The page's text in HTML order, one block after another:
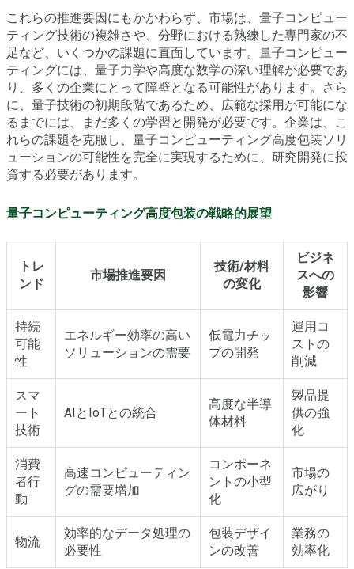
これらの推進要因にもかかわらず、市場は、量子コンピュー
ティング技術の複雑さや、分野における熟練した専門家の不
足など、いくつかの課題に直面しています。量子コンピュー
ティングには、量子力学や高度な数学の深い理解が必要であ
り、多くの企業にとって障壁となる可能性があります。さら
に、量子技術の初期段階であるため、広範な採用が可能にな
るまでには、まだ多くの学習と開発が必要です。企業は、こ
れらの課題を克服し、量子コンピューティング高度包装ソリ
ューションの可能性を完全に実現するために、研究開発に投
資する必要があります。
量子コンピューティング高度包装の戦略的展望
トレ
ンド
市場推進要因
技術/材料
の変化
ビジネ
スへの
影響
持続
可能
性
エネルギー効率の高い
ソリューションの需要
低電力チッ
プの開発
運用コ
ストの
削減
スマ
ート
技術
AIとIoTとの統合
高度な半導
体材料
製品提
供の強
化
消費
者行
動
高速コンピューティン
グの需要増加
コンポーネ
ントの小型
化
市場の
広がり
物流
効率的なデータ処理の
必要性
包装デザイ
ンの改善
業務の
効率化